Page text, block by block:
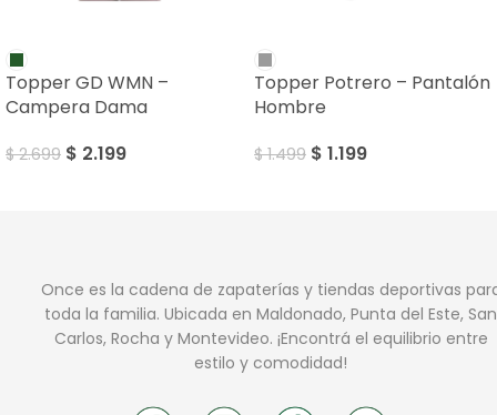
Topper GD WMN –
Campera Dama
$2.699 $ 2.199
Topper Potrero – Pantalón
Hombre
$1.499 $ 1.199
Once es la cadena de zapaterías y tiendas deportivas
toda la familia. Ubicada en Maldonado, Punta del Este, San
Carlos, Rocha y Montevideo. ¡Encontrá el equilibrio entre
estilo y comodidad!